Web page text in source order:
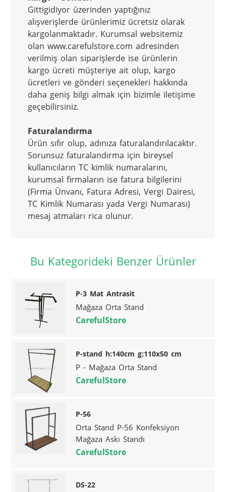
Gittigidiyor üzerinden yaptığınız
alışverişlerde ürünlerimiz ücretsiz olarak
kargolanmaktadır. Kurumsal websitemiz
olan www.carefulstore.com adresinden
verilmiş olan siparişlerde ise ürünlerin
kargo ücreti müşteriye ait olup, kargo
ücretleri ve gönderi seçenekleri hakkında
daha geniş bilgi almak için bizimle iletişime
geçebilirsiniz.
Faturalandırma
Ürün sıfır olup, adınıza faturalandırılacaktır.
Sorunsuz faturalandırma için bireysel
kullanıcıların TC kimlik numaralarını,
kurumsal firmaların ise fatura bilgilerini
(Firma Ünvanı, Fatura Adresi, Vergi Dairesi,
TC Kimlik Numarası yada Vergi Numarası)
mesaj atmaları rica olunur.
Bu Kategorideki Benzer Ürünler
P-3 Mat Antrasit
Mağaza Orta Stand
CarefulStore
P-stand h:140cm g:110x50 cm
P - Mağaza Orta Stand
CarefulStore
P-56
Orta Stand P-56 Konfeksiyon
Mağaza Askı Standı
CarefulStore
DS-22